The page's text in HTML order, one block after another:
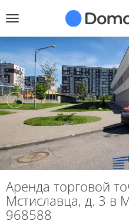
Аренда торговой
Мстиславца, д. 3 в
968588